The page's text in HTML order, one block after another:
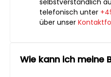
selbstverständlich
telefonisch unter
über unser
Wie kann ich meine